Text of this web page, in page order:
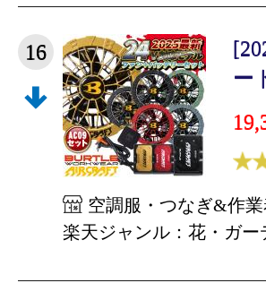
16
ー
空調服・つなぎ&作
楽天ジャンル：花・ガー